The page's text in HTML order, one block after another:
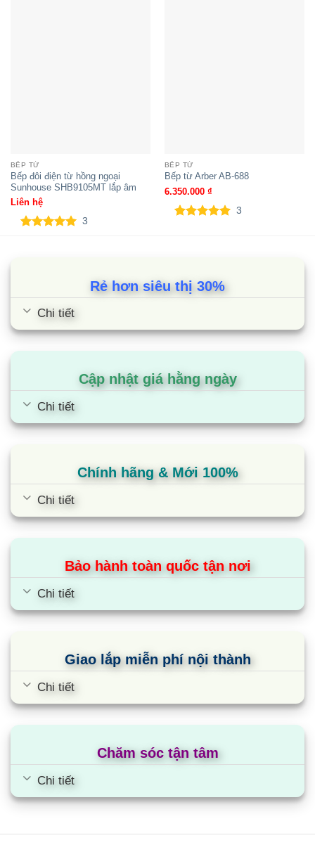
BẾP TỪ
Bếp đôi điện từ hồng ngoại
Sunhouse SHB9105MT lắp âm
Liên hệ
3
BẾP TỪ
Bếp từ Arber AB-688
6.350.000 ₫
3
Rẻ hơn siêu thị 30%
Chi tiết
Cập nhật giá hằng ngày
Chi tiết
Chính hãng & Mới 100%
Chi tiết
Bảo hành toàn quốc tận nơi
Chi tiết
Giao lắp miễn phí nội thành
Chi tiết
Chăm sóc tận tâm
Chi tiết